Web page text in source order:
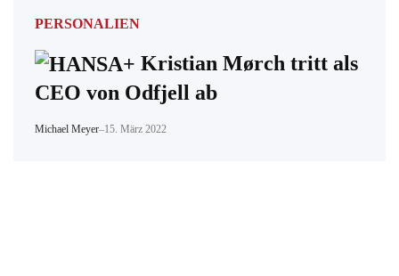
PERSONALIEN
Kristian Mørch tritt als
CEO von Odfjell ab
Michael Meyer–15. März 2022